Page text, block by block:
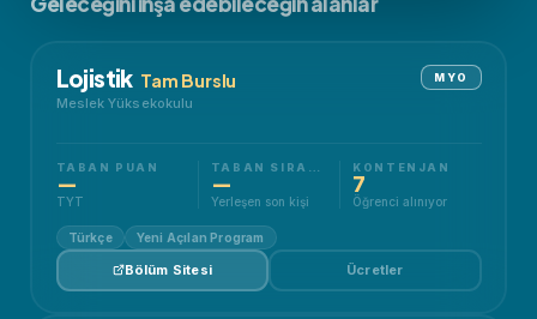
Lojistik Tam Burslu
Meslek Yüksekokulu
MYO
TABAN PUAN
—
TYT
—
Yerleşen son kişi
KONTENJAN
7
Öğrenci alınıyor
Türkçe Yeni Açılan Program
Bölüm Sitesi Ücretler